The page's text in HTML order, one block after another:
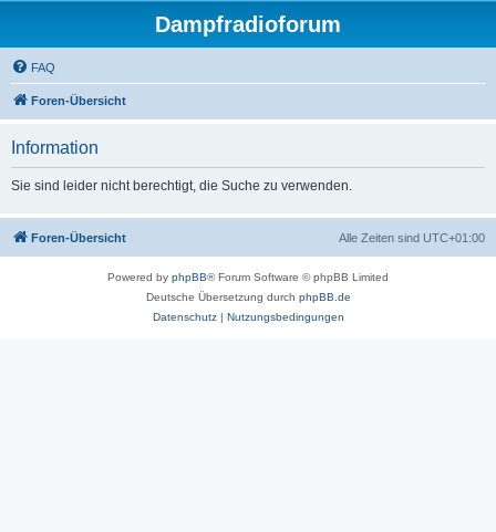
Dampfradioforum
FAQ
Foren-Übersicht
Information
Sie sind leider nicht berechtigt, die Suche zu verwenden.
Foren-Übersicht Alle Zeiten sind UTC+01:00
Powered by phpBB® Forum Software © phpBB Limited
Deutsche Übersetzung durch phpBB.de
Datenschutz| Nutzungsbedingungen